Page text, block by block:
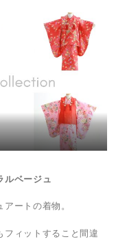
ルベージュ
ートの着物。
フィットすること間違